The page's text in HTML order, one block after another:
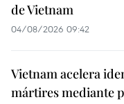
de Vietnam
04/08/2026 09:42
Vietnam acelera
mártires mediante